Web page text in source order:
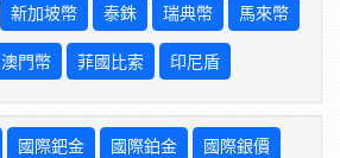
新加坡幣 泰銖 瑞典幣 馬來幣
澳門幣 菲國比索 印尼盾
國際鈀金 國際鉑金 國際銀價